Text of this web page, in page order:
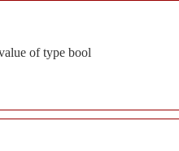
of type bool